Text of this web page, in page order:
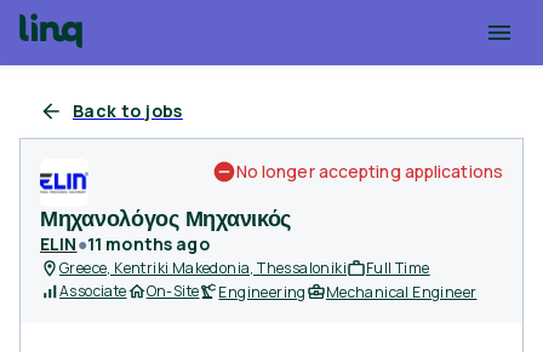
Back to jobs
Μηχανολόγος Μηχανικός
ELIN●11 months ago
No longer accepting applications
Greece, Kentriki Makedonia, Thessaloniki
Full Time
Associate
On-Site Engineering Mechanical Engineer